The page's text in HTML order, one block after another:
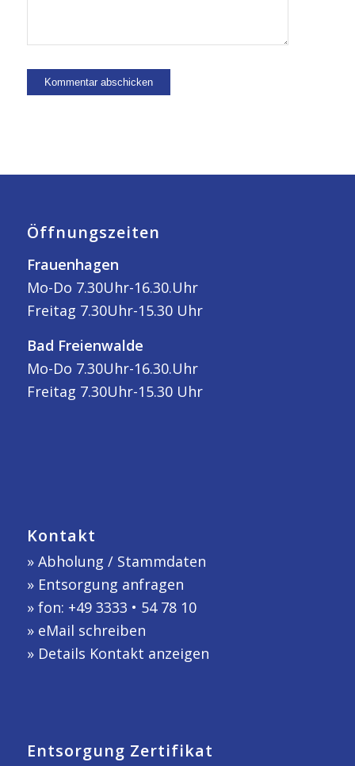
Öffnungszeiten
Frauenhagen
Mo-Do 7.30Uhr-16.30.Uhr
Freitag 7.30Uhr-15.30 Uhr
Bad Freienwalde
Mo-Do 7.30Uhr-16.30.Uhr
Freitag 7.30Uhr-15.30 Uhr
Kontakt
» Abholung / Stammdaten
» Entsorgung anfragen
» fon: +49 3333 • 54 78 10
» eMail schreiben
» Details Kontakt anzeigen
Entsorgung Zertifikat